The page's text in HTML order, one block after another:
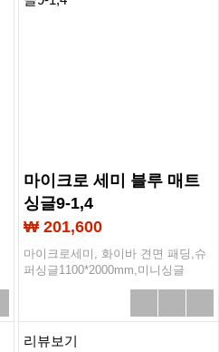
마이크로 세미 블루 매트
싱글9-1,4
₩ 201,600
마이크로세미, 화이바 견면 패딩,슈
퍼싱글1100*2000mm,미니싱글
리뷰보기